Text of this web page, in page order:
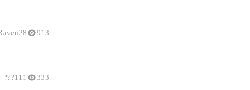
913
???111 333